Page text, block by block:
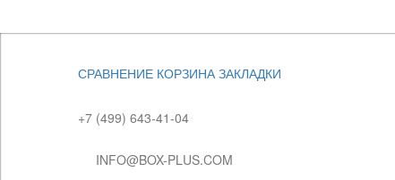
СРАВНЕНИЕ КОРЗИНАЗАКЛАДКИ
+7 (499) 643-41-04
INFO@BOX-PLUS.COM